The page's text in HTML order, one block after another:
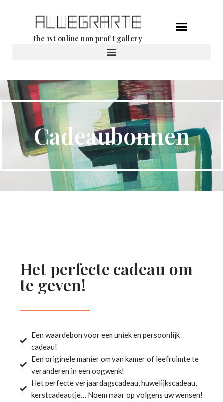
the 1st online non profit gallery
Cadeaubonnen
Het perfecte cadeau om
te geven!
Een waardebon voor een uniek en persoonlijk
cadeau!
Een originele manier om van kamer of leefruimte te
veranderen in een oogwenk!
Het perfecte verjaardagscadeau, huwelijkscadeau,
kerstcadeautje… Noem maar op volgens uw wensen!